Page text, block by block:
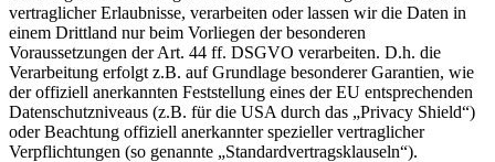
vertraglicher Erlaubnisse, verarbeiten oder lassen wir die Daten in
einem Drittland nur beim Vorliegen der besonderen
Voraussetzungen der Art. 44 ff. DSGVO verarbeiten. D.h. die
Verarbeitung erfolgt z.B. auf Grundlage besonderer Garantien, wie
der offiziell anerkannten Feststellung eines der EU entsprechenden
Datenschutzniveaus (z.B. für die USA durch das „Privacy Shield“)
oder Beachtung offiziell anerkannter spezieller vertraglicher
Verpflichtungen (so genannte „Standardvertragsklauseln“).